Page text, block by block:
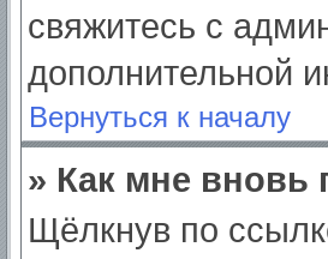
свяжитесь с
дополнительной
Вернуться к началу
» Как мне вновь
Щёлкнув по